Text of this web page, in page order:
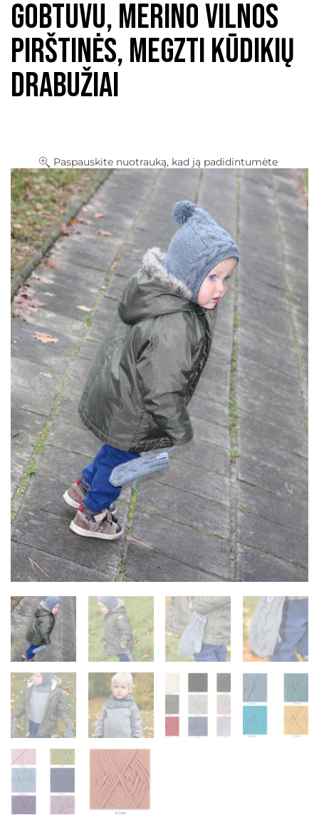
gobtuvu, merino vilnos
pirštinės, megzti kūdikių
drabužiai
Paspauskite nuotrauką, kad ją padidintumėte